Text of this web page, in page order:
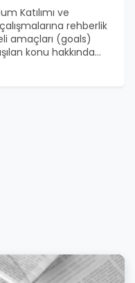
Katılımı ve
rehberlik
amaçları (goals)
konu hakkında...